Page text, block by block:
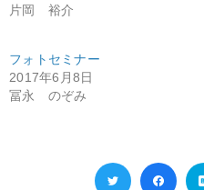
片岡 裕介
フォトセミナー
2017年6月8日
冨永 のぞみ